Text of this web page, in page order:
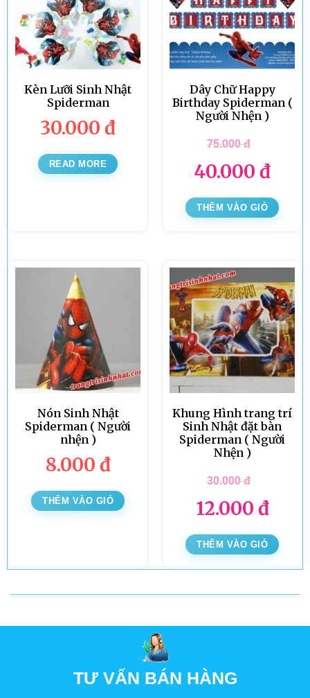
Kèn Lưỡi Sinh Nhật
Spiderman
30.000 đ
READ MORE
Dây Chữ Happy
Birthday Spiderman (
Người Nhện )
75.000đ
40.000 đ
THÊM VÀO GIỎ
Nón Sinh Nhật
Spiderman ( Người
nhện )
8.000 đ
THÊM VÀO GIỎ
Khung Hình trang trí
Sinh Nhật đặt bàn
Spiderman ( Người
Nhện )
30.000đ
12.000 đ
THÊM VÀO GIỎ
TƯ VẤN BÁN HÀNG